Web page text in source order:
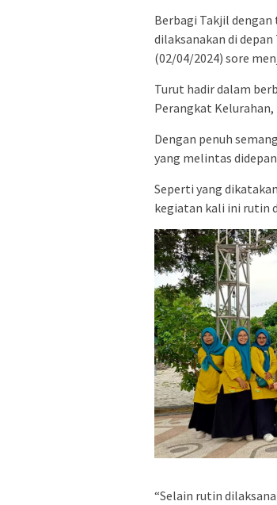
Berbagi Takjil dengan
dilaksanakan di depan
(02/04/2024) sore
Turut hadir dalam
Perangkat Kelurahan,
Dengan penuh
yang melintas
Seperti yang
kegiatan kali ini rutin
“Selain rutin